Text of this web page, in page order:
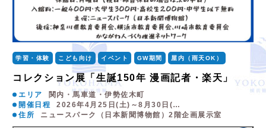
学習・体験 こども向け イベント GW期間 屋内（雨天OK）
コレクション展「生誕150年 漫画記者・楽天」
エリア
関内・馬車道・伊勢佐木町
開催日程
2026年4月25日(土)～8月30日(…
住所
ニュースパーク（日本新聞博物館）2階企画展示室